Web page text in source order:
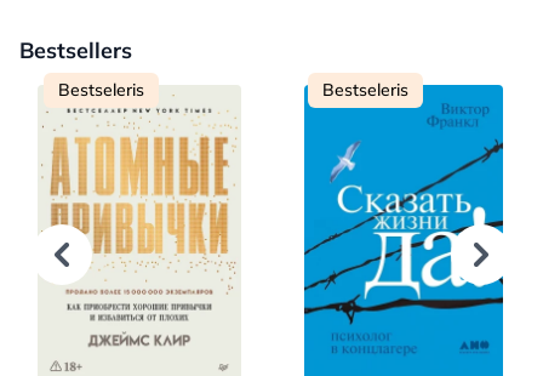
Bestsellers
Bestseleris Bestseleris